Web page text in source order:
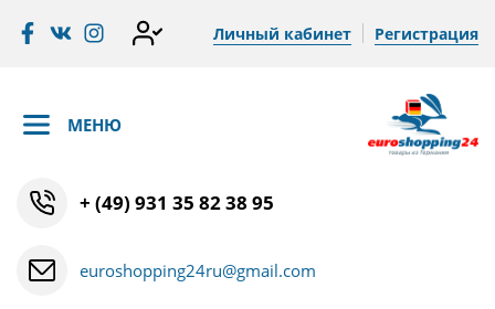
Личный кабинет Регистрация
МЕНЮ
+ (49) 931 35 82 38 95
euroshopping24ru@gmail.com